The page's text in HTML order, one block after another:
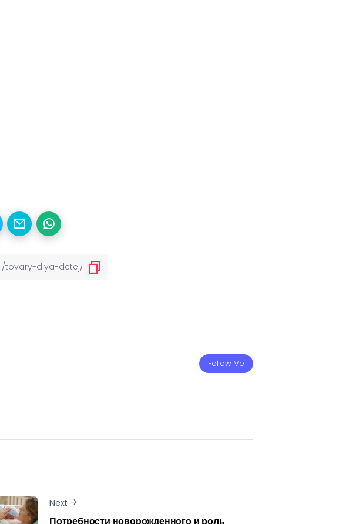
Follow Me
Next